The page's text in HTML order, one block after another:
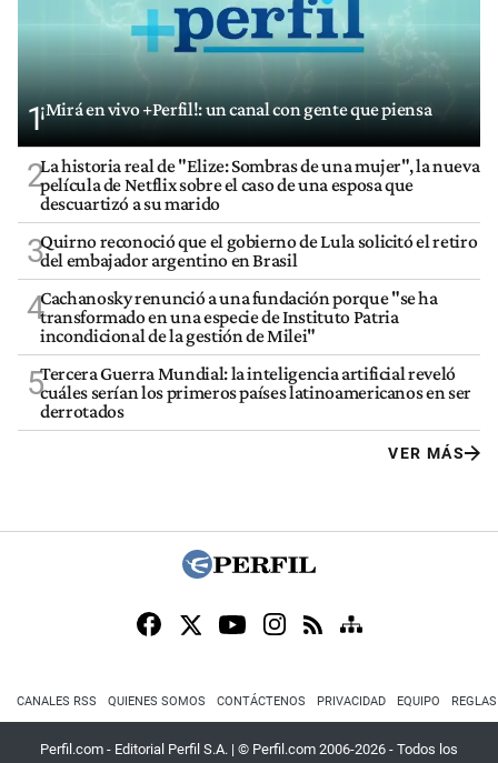
1¡Mirá en vivo +Perfil!: un canal con gente que piensa
2La historia real de "Elize: Sombras de una mujer", la nueva
película de Netflix sobre el caso de una esposa que
descuartizó a su marido
3Quirno reconoció que el gobierno de Lula solicitó el retiro
del embajador argentino en Brasil
4Cachanosky renunció a una fundación porque "se ha
transformado en una especie de Instituto Patria
incondicional de la gestión de Milei"
5Tercera Guerra Mundial: la inteligencia artificial reveló
cuáles serían los primeros países latinoamericanos en ser
derrotados
VER MÁS
CANALES RSS QUIENES SOMOS CONTÁCTENOS PRIVACIDAD EQUIPO
Perfil.com - Editorial Perfil S.A. | © Perfil.com 2006-2026 - Todos los